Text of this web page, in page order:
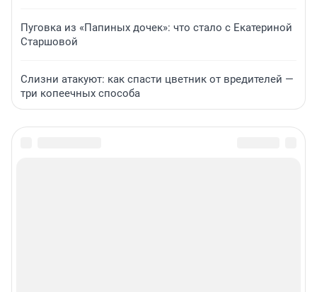
Пуговка из «Папиных дочек»: что стало с Екатериной
Старшовой
Слизни атакуют: как спасти цветник от вредителей —
три копеечных способа